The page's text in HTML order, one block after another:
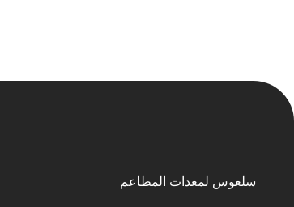
سلعوس لمعدات المطاعم